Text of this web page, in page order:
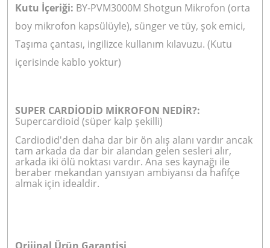
Kutu İçeriği: BY-PVM3000M Shotgun Mikrofon (orta
boy mikrofon kapsülüyle), sünger ve tüy, şok emici,
Taşıma çantası, ingilizce kullanım kılavuzu. (Kutu
içerisinde kablo yoktur)
SUPER CARDİODİD MİKROFON NEDİR?:
Supercardioid (süper kalp şekilli)
Cardiodid'den daha dar bir ön alış alanı vardır ancak
tam arkada da dar bir alandan gelen sesleri alır,
arkada iki ölü noktası vardır. Ana ses kaynağı ile
beraber mekandan yansıyan ambiyansı da hafifçe
almak için idealdir.